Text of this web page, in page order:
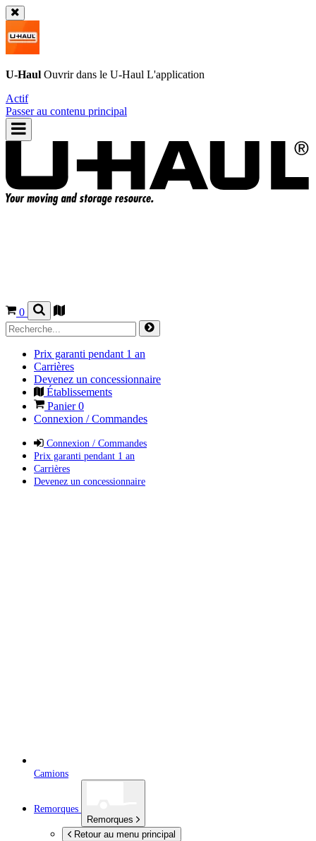
U-Haul Ouvrir dans le U-Haul L'application
Actif
Passer au contenu principal
0
Prix garanti pendant 1 an
Carrières
Devenez un concessionnaire
Établissements
Panier0
Connexion / Commandes
Connexion / Commandes
Prix garanti pendant 1 an
Carrières
Devenez un concessionnaire
Camions
Remorques
Remorques
Retour au menu principal